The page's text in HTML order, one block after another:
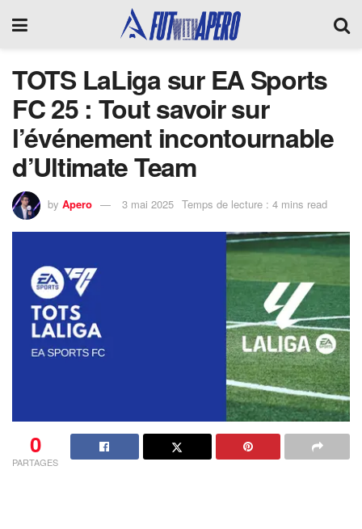
TOTS LaLiga sur EA Sports
FC 25 : Tout savoir sur
l’événement incontournable
d’Ultimate Team
by Apero 3 mai 2025 Temps de lecture : 4 mins read
0
PARTAGES